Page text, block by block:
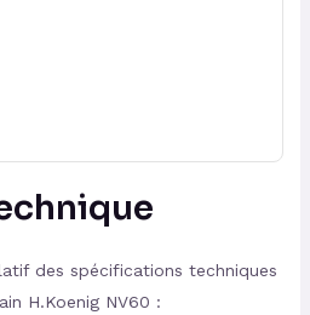
des spécifications techniques
H.Koenig NV60 :